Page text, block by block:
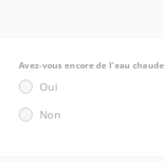
Avez-vous encore de l'eau
Oui
Non